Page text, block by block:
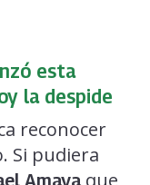
esta
la despide
reconocer
Si pudiera
Amayaque